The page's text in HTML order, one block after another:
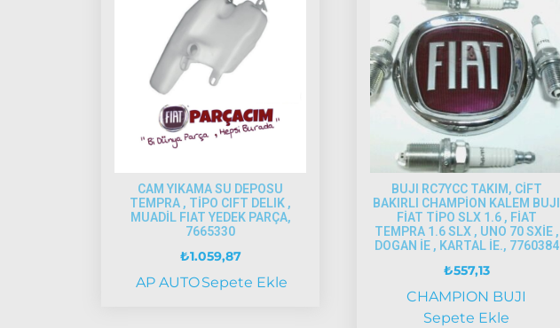
CAM YIKAMA SU DEPOSU
TEMPRA , TİPO CIFT DELIK ,
MUADİL FIAT YEDEK PARÇA,
7665330
₺1.059,87
AP AUTOSepete Ekle
BUJI RC7YCC TAKIM, CİFT
BAKIRLI CHAMPİON KALEM BUJI
FİAT TİPO SLX 1.6 , FİAT
TEMPRA 1.6 SLX , UNO 70 SXİE ,
DOGAN İE , KARTAL İE., 7760384
₺557,13
CHAMPION BUJI
Sepete Ekle